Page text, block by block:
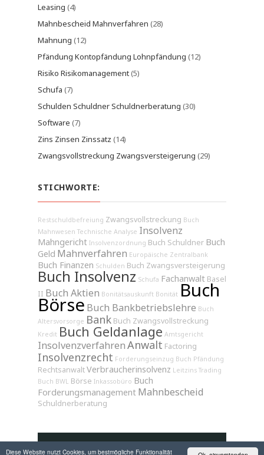
Diese Website nutzt Cookies, um bestmögliche Funktionalität
Leasing (4)
Mahnbescheid Mahnverfahren (28)
Mahnung (12)
Pfändung Kontopfändung Lohnpfändung (12)
Risiko Risikomanagement(5)
Schufa (7)
Schulden Schuldner Schuldnerberatung (30)
Software (7)
Zins Zinsen Zinssatz (14)
Zwangsvollstreckung Zwangsversteigerung (29)
STICHWORTE:
Restschuldbefreiung Zwangsvollstreckung Buch
Mahnwesen Technische Analyse Insolvenz
Mahngericht Insolvenzordnung Buch Schuldner Buch
Geld Mahnverfahren Europäische Zentralbank
Buch Finanzen Schulden Buch Zwangsversteigerung
Buch Insolvenz Schufa Fachanwalt Basel
II Buch Aktien Bonitätsauskunft Bonität Buch
Börse Buch Bankbetriebslehre Buch
Altersvorsorge Bank Buch Zwangsvollstreckung
Kredit Buch Geldanlage Amtsgericht
InsolvenzverfahrenAnwalt Factoring
Insolvenzrecht Forderungseinzug Buch Pfändung
RechtsanwaltVerbraucherinsolvenz Leitzins Trading
Buch BWL Börse Inkassobüro Buch
Forderungsmanagement Mahnbescheid
Schuldnerberatung